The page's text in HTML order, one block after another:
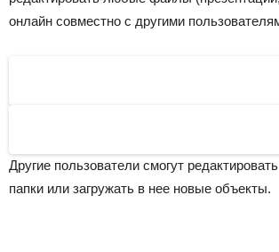
онлайн совместно с другими
Другие пользователи смогут
папки или загружать в нее новые объекты.